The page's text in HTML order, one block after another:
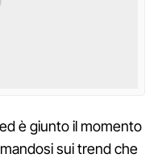
è giunto il momento
sui trend che